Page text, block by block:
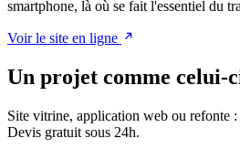
smartphone, là où se fait l'essentiel du
Voir le site en ligne
Un projet comme celui-
Site vitrine, application web ou refonte
Devis gratuit sous 24h.